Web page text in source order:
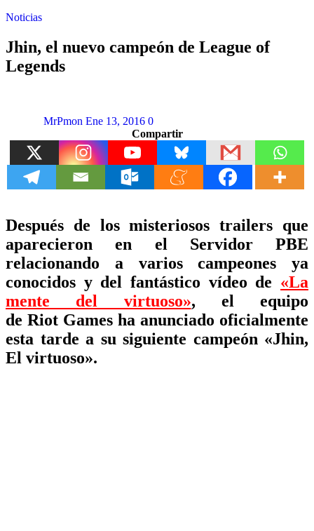
Noticias
Jhin, el nuevo campeón de League of
Legends
MrPmon Ene 13, 2016 0
Compartir
Después de los misteriosos trailers que
aparecieron en el Servidor PBE
relacionando a varios campeones ya
conocidos y del fantástico vídeo de «La
mente del virtuoso», el equipo
de Riot Games ha anunciado oficialmente
esta tarde a su siguiente campeón «Jhin,
El virtuoso».